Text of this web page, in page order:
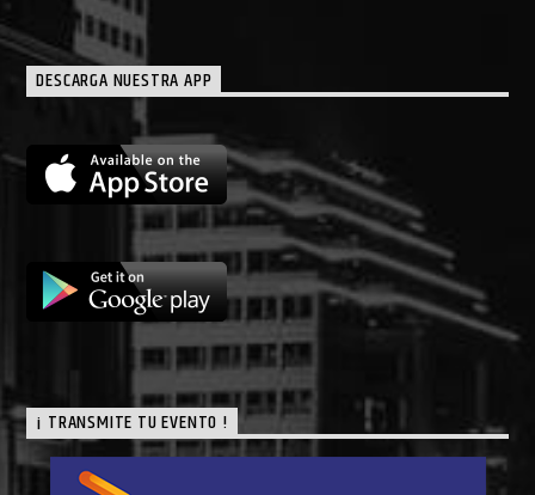
DESCARGA NUESTRA APP
¡ TRANSMITE TU EVENTO !